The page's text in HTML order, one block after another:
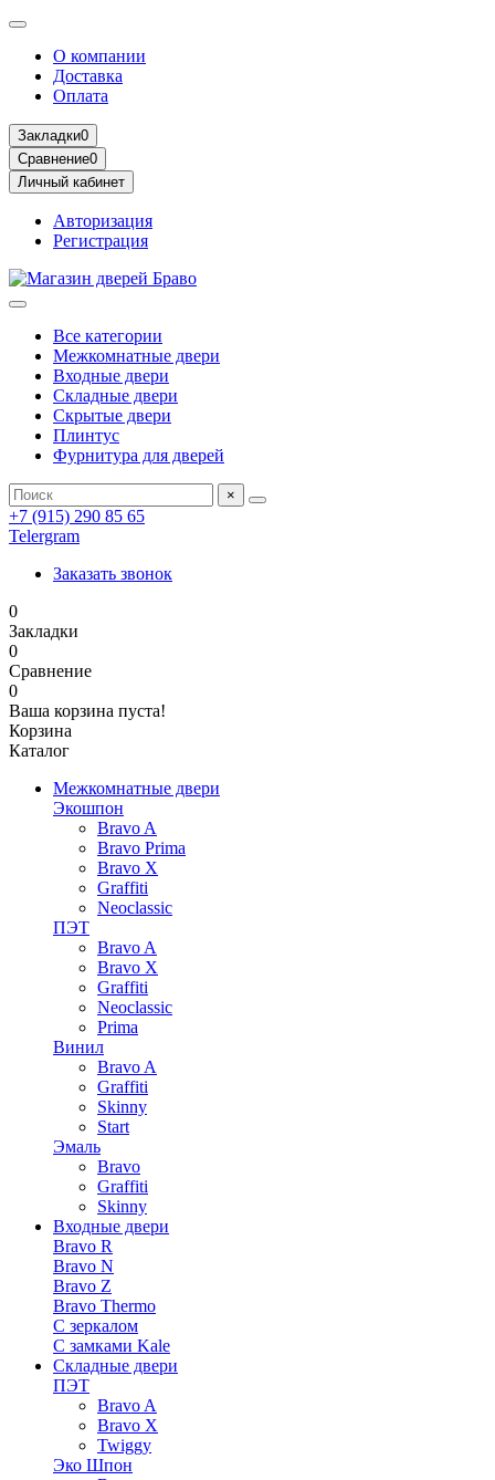
О компании
Доставка
Оплата
Закладки0
Сравнение0
Личный кабинет
Авторизация
Регистрация
Все категории
Межкомнатные двери
Входные двери
Складные двери
Скрытые двери
Плинтус
Фурнитура для дверей
×
+7 (915) 290 85 65
Telergram
Заказать звонок
0
Закладки
0
Сравнение
0
Ваша корзина пуста!
Корзина
Каталог
Межкомнатные двери
Экошпон
Bravo A
Bravo Prima
Bravo X
Graffiti
Neoclassic
ПЭТ
Bravo A
Bravo X
Graffiti
Neoclassic
Prima
Винил
Bravo A
Graffiti
Skinny
Start
Эмаль
Bravo
Graffiti
Skinny
Входные двери
Bravo R
Bravo N
Bravo Z
Bravo Thermo
С зеркалом
С замками Kale
Складные двери
ПЭТ
Bravo A
Bravo X
Twiggy
Эко Шпон